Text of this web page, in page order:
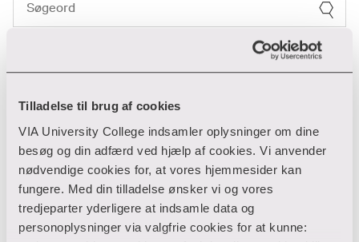
Tilladelse til brug af cookies
VIA University College indsamler oplysninger om dine
besøg og din adfærd ved hjælp af cookies. Vi anvender
nødvendige cookies for, at vores hjemmesider kan
fungere. Med din tilladelse ønsker vi og vores
tredjeparter yderligere at indsamle data og
personoplysninger via valgfrie cookies for at kunne:
1 resultater
Carsten Skovlund Hansen
Erhvervsrelationer og entreprenoerskab